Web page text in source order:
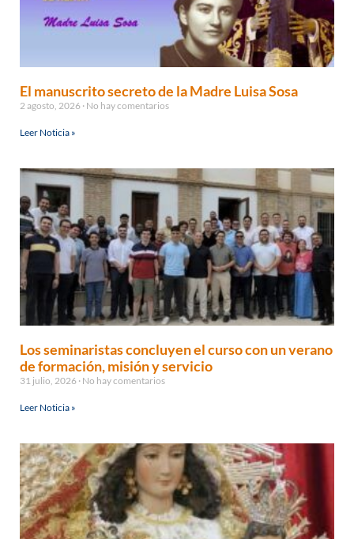
El manuscrito secreto de la Madre Luisa Sosa
2 agosto, 2026 No hay comentarios
Leer Noticia »
Los seminaristas concluyen el curso con un verano
de formación, misión y servicio
31 julio, 2026 No hay comentarios
Leer Noticia »